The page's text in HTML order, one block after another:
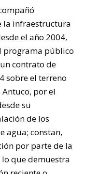
la infraestructura
el año 2004,
programa público
contrato de
sobre el terreno
por el
su
de los
agua; constan,
por parte de la
que demuestra